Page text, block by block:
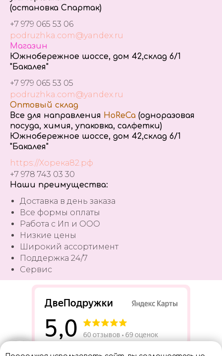
(остановка Спартак)
+7 979 065 53 06
podruzhka.com@yandex.ru
Магазин
Южнобережное шоссе, дом 42,склад 6/1
"Бакалея"
+7 979 065 53 05
podruzhka.com@yandex.ru
Оптовый склад
Все для направления HoReCa (одноразовая
посуда, химия, упаковка, салфетки)
Южнобережное шоссе, дом 42,склад 6/1
"Бакалея"
https://Хорека82.рф
+7 978 743 03 30
Наши преимущества:
Доставка в день заказа
Все формы оплаты
Работа с Ип и ООО
Низкие цены
Широкий ассортимент
Поддержка 24/7
Сервис